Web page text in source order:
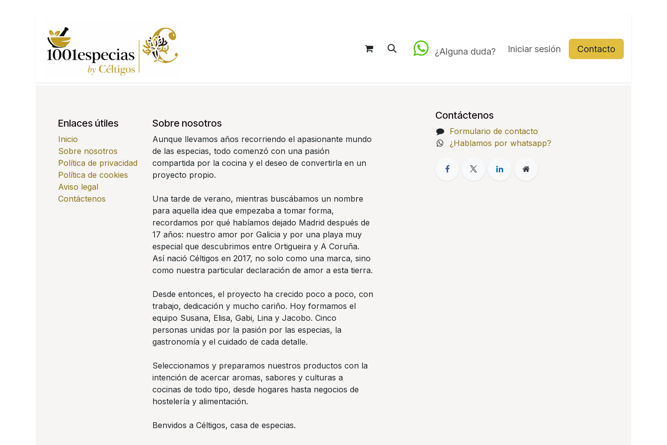
¿Alguna duda? Iniciar sesión Contacto
Enlaces útiles
Inicio
Sobre nosotros
Política de privacidad
Política de cookies
Aviso legal
Contáctenos
Sobre nosotros
Aunque llevamos años recorriendo el apasionante mundo
de las especias, todo comenzó con una pasión
compartida por la cocina y el deseo de convertirla en un
proyecto propio.
Una tarde de verano, mientras buscábamos un nombre
para aquella idea que empezaba a tomar forma,
recordamos por qué habíamos dejado Madrid después de
17 años: nuestro amor por Galicia y por una playa muy
especial que descubrimos entre Ortigueira y A Coruña.
Así nació Céltigos en 2017, no solo como una marca, sino
como nuestra particular declaración de amor a esta tierra.
Desde entonces, el proyecto ha crecido poco a poco, con
trabajo, dedicación y mucho cariño. Hoy formamos el
equipo Susana, Elisa, Gabi, Lina y Jacobo. Cinco
personas unidas por la pasión por las especias, la
gastronomía y el cuidado de cada detalle.
Seleccionamos y preparamos nuestros productos con la
intención de acercar aromas, sabores y culturas a
cocinas de todo tipo, desde hogares hasta negocios de
hostelería y alimentación.
Benvidos a Céltigos, casa de especias.
Contáctenos
Formulario de contacto
¿Hablamos por whatsapp?